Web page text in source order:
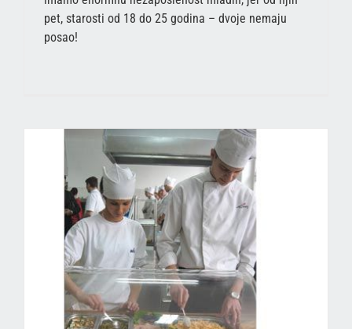
pet, starosti od 18 do 25 godina – dvoje nemaju
posao!